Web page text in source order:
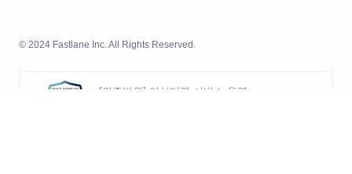
© 2024 Fastlane Inc. All Rights Reserved.
[인증범위] 여신티켓 서비스 운영